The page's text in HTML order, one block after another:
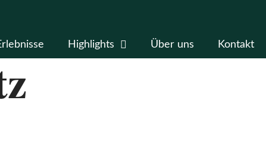
Highlights Über uns Kontakt